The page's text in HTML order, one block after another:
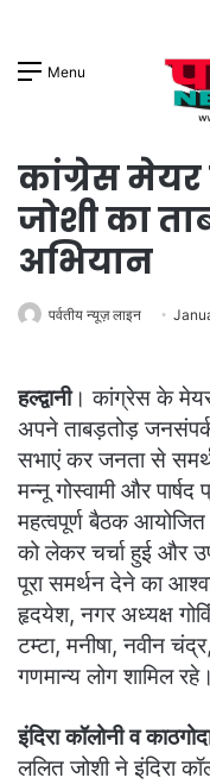
Menu
कांग्रेस मेयर
जोशी का
अभियान
पर्वतीय न्यूज़ लाइन
हल्द्वानी। कांग्रेस के मेयर
अपने ताबड़तोड़
सभाएं कर जनता से
मन्नू गोस्वामी और पार्षद
महत्वपूर्ण बैठक
को लेकर चर्चा हुई और
पूरा समर्थन देने का
हृदयेश, नगर अध्यक्ष
टम्टा, मनीषा, नवीन
गणमान्य लोग शामिल रहे।
इंदिरा कॉलोनी व
ललित जोशी ने इंदिरा